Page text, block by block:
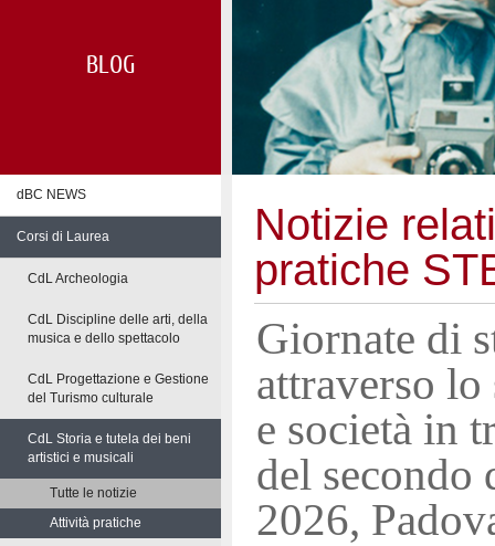
BLOG
dBC NEWS
Corsi di Laurea
CdL Archeologia
CdL Discipline delle arti, della
musica e dello spettacolo
CdL Progettazione e Gestione
del Turismo culturale
CdL Storia e tutela dei beni
artistici e musicali
Tutte le notizie
Attività pratiche
Notizie
pratiche
Giornate di
attraverso lo
e società in
del secondo
2026,